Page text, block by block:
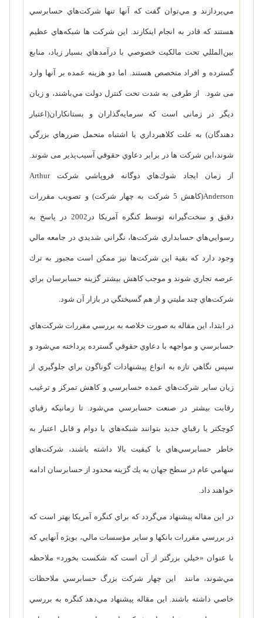
مي‌پردازند و مي‌توان گفت كه آنها تنها شركت‌هاي حسابرسي
هستند كه قادر به انجام اينكارند. این شرکت ها شبكه‌هاي عظيم
بين‌المللي تحت مالكيت خصوصي با درآمدهاي بسيار زياد، منابع
گسترده و افراد متخصص هستند. اما دو هزينه عمده بر آنها وارد
می شود. از طرفی به شدت تحت كنترل دولت مي‌باشند، و زیان
دیگر در زمانی است که سرمايه‌گذاران و بستانكاران(اعتبار
دهندگان) به علت كلاهبرداري يا اشتباه متحمل ضررهاي بزرگي
شوند،این شرکت ها در برابر دعاوي حقوقي آسيب‌پذير می شوند.
از زمان ايجاد شوك‌هاي دوگانه فروپاشي شركت Arthur
Anderson (كاهش 5 شركت به چهار شركت) و تصويب مقررات
دقيق و سخت‌گيرانه توسط كنگره آمريكا در 2002 در پاسخ به
رسوايي‌هاي حسابداري شركت‌ها، نگراني شديدي در جامعه مالي
وجود دارد كه بقية اين شركت‌ها نيز ممكن است مجبور به ترك
عرصه تجاري شوند و موجب كاهش بيشتر گزينه حسابرسان براي
شركت‌هاي چند مليتي و از هم گسيختگي در بازار آن شود.
در ابتدا، اين مقاله به صورت خلاصه به بررسي مقررات شركت‌هاي
حسابرسي و مواجهه با دعاوي حقوقي گسترده پرداخته مي‌شود و
سپس نگاهي تازه به انواع پيشنهادات گوناگون براي جلوگيري از
زيان ساير شركت‌هاي عمده حسابرسي و كاهش تمركز و ترغيب
رقابت بيشتر در صنعت حسابرسي مي‌شود. تا زمانيكه رقباي
كوچكتر يا رقباي جديد بتوانند شبكه‌هاي با دوام و قابل اعتبار به
خاطر حسابرسي‌هاي با كيفيت بالا داشته باشند، شركت‌هاي
سهامي عام در سطح جهان به يك گزينه محدود از حسابرسان ادامه
خواهند داد.
در اين مقاله پيشنهاد مي‌گردد كه براي كنگره آمريكا بهتر است كه
در بررسي مقررات بانكها و ساير مؤسسات مالي، بويژه آنهايي كه
با عنوان «خيلي بزرگتر از آن است كه شكست بخورد» ملاحظه
مي‌شوند، مانند اين چهار شركت بزرگ حسابرسي ملاحظات
خاصي داشته باشند. اين مقاله پيشنهاد مي‌دهد كنگره به بررسي